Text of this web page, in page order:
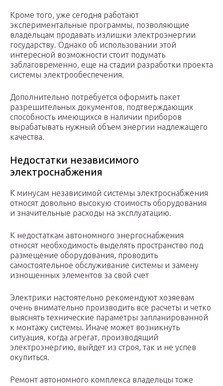
Кроме того, уже сегодня работают
экспериментальные программы, позволяющие
владельцам продавать излишки электроэнергии
государству. Однако об использовании этой
интересной возможности стоит подумать
заблаговременно, еще на стадии разработки проекта
системы электрообеспечения.
Дополнительно потребуется оформить пакет
разрешительных документов, подтверждающих
способность имеющихся в наличии приборов
вырабатывать нужный объем энергии надлежащего
качества.
Недостатки независимого
электроснабжения
К минусам независимой системы электроснабжения
относят довольно высокую стоимость оборудования
и значительные расходы на эксплуатацию.
К недостаткам автономного энергоснабжения
относят необходимость выделять пространство под
размещение оборудования, проводить
самостоятельное обслуживание системы и замену
изношенных элементов за свой счет
Электрики настоятельно рекомендуют хозяевам
очень внимательно производить все расчеты и четко
выяснять технические параметры запланированной
к монтажу системы. Иначе может возникнуть
ситуация, когда агрегат, производящий
электроэнергию, выйдет из строя, так и не успев
окупиться.
Ремонт автономного комплекса владельцы тоже